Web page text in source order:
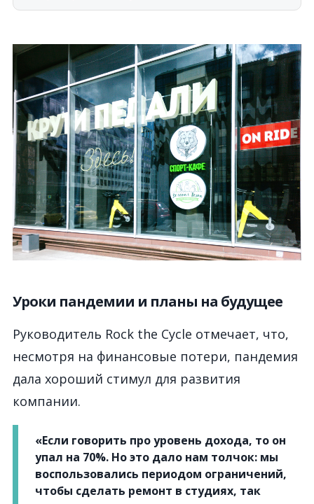
Уроки пандемии и планы на будущее
Руководитель Rock the Cycle отмечает, что,
несмотря на финансовые потери, пандемия
дала хороший стимул для развития
компании.
«Если говорить про уровень дохода, то он
упал на 70%. Но это дало нам толчок: мы
воспользовались периодом ограничений,
чтобы сделать ремонт в студиях, так